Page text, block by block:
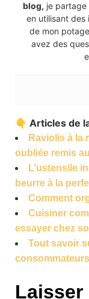
blog, je partage
en utilisant des
de mon
avez des
👇 Articles de
Raviolis à la
oubliée remis
L’ustensile
beurre à la
Comment
Cuisiner
essayer chez
Tout savoir
consommateurs
Laisser